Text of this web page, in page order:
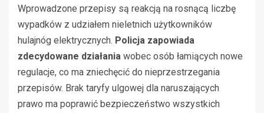
Wprowadzone przepisy są reakcją na rosnącą liczbę
wypadków z udziałem nieletnich użytkowników
hulajnóg elektrycznych. Policja zapowiada
zdecydowane działania wobec osób łamiących nowe
regulacje, co ma zniechęcić do nieprzestrzegania
przepisów. Brak taryfy ulgowej dla naruszających
prawo ma poprawić bezpieczeństwo wszystkich